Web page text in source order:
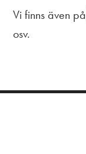
Vi finns även på
osv.